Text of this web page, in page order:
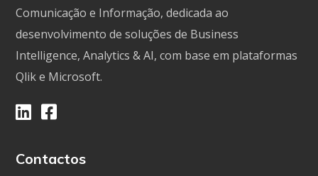
Comunicação e Informação, dedicada ao
desenvolvimento de soluções de Business
Intelligence, Analytics & AI, com base em plataformas
Qlik e Microsoft.
Contactos